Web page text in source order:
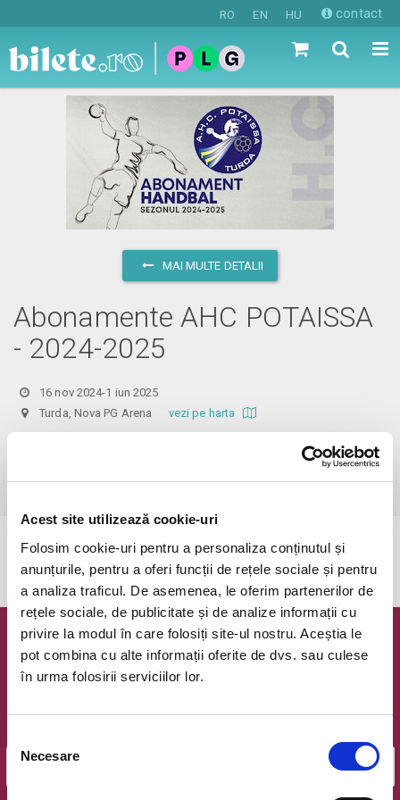
Acest site utilizează cookie-uri
Folosim cookie-uri pentru a personaliza conținutul și
anunțurile, pentru a oferi funcții de rețele sociale și pentru
a analiza traficul. De asemenea, le oferim partenerilor de
rețele sociale, de publicitate și de analize informații cu
privire la modul în care folosiți site-ul nostru. Aceștia le
pot combina cu alte informații oferite de dvs. sau culese
în urma folosirii serviciilor lor.
consimțământului
Necesare
RO EN HU contact
MAI MULTE DETALII
Abonamente AHC POTAISSA
- 2024-2025
16 nov 2024-1 iun 2025
Turda, Nova PG Arena vezi pe harta
Abonamentele vor fi valabile doar pentru meciurile oficiale din
competitiile interne din Campionat si Cupa Romaniei, precum si pentru
turneele amicale.
Evenimentul a expirat.
Newsletter @ Bilete.ro